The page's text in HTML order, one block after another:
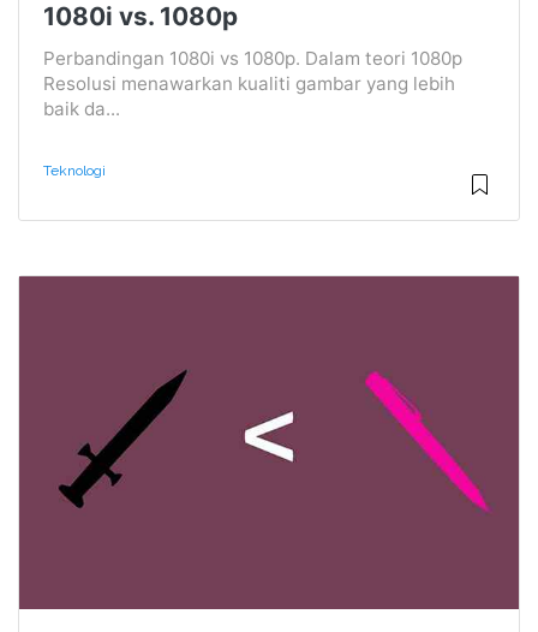
1080i vs. 1080p
Perbandingan 1080i vs 1080p. Dalam teori 1080p
Resolusi menawarkan kualiti gambar yang lebih
baik da...
Teknologi